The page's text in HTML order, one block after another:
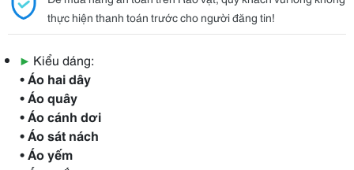
thực hiện thanh toán trước cho người đăng tin!
▶ Kiểu dáng:
• Áo hai dây
• Áo quây
• Áo cánh dơi
• Áo sát nách
• Áo yếm